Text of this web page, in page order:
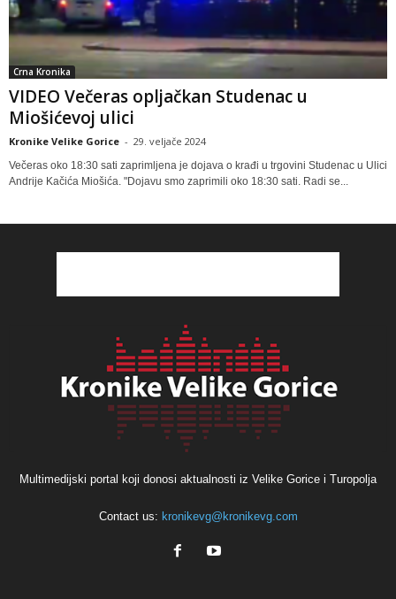
Crna Kronika
VIDEO Večeras opljačkan Studenac u
Miošićevoj ulici
Kronike Velike Gorice - 29. veljače 2024
Večeras oko 18:30 sati zaprimljena je dojava o krađi u trgovini Studenac u Ulici
Andrije Kačića Miošića. "Dojavu smo zaprimili oko 18:30 sati. Radi se...
Multimedijski portal koji donosi aktualnosti iz Velike Gorice i Turopolja
Contact us: kronikevg@kronikevg.com